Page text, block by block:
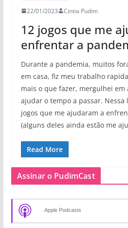
22/01/2023 Cintia Pudim
12 jogos que me
enfrentar a
Durante a pandemia, muitos
em casa, fiz meu trabalho
mais o que fazer, mergulhei em
ajudar o tempo a passar.
jogos que me ajudaram a
(alguns deles ainda estão me
Read More
Assinar o PudimCast
Apple Podcasts